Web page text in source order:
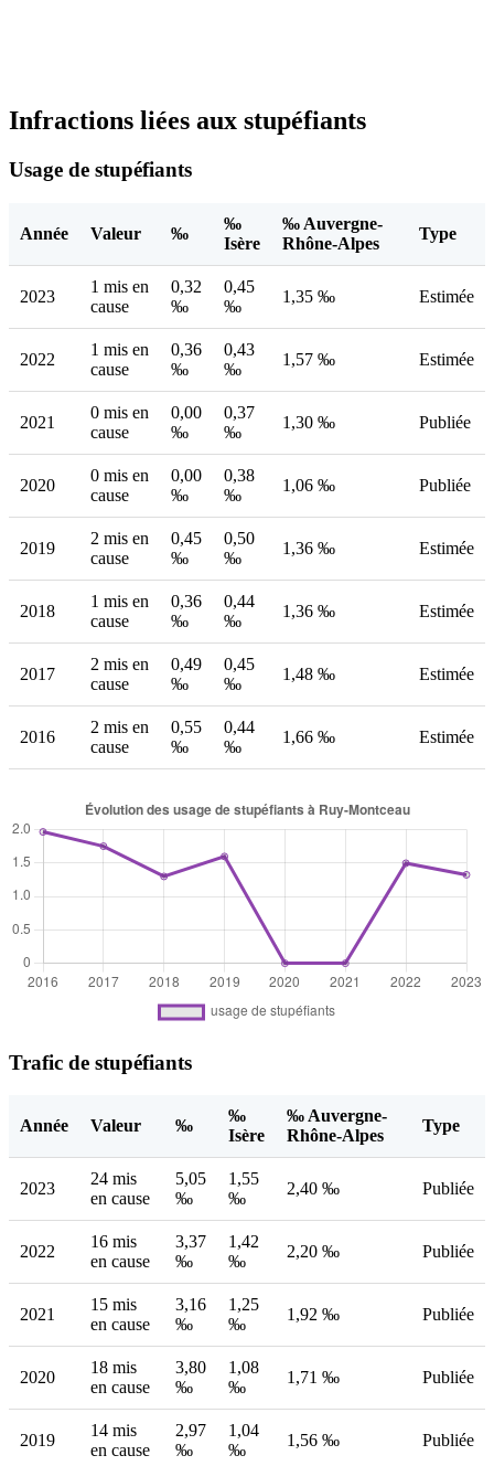
Infractions liées aux stupéfiants
Usage de stupéfiants
Année Valeur ‰
‰
Isère
‰ Auvergne-
Rhône-Alpes
Type
2023
1 mis en
cause
0,32
‰
0,45
‰
1,35 ‰ Estimée
2022
1 mis en
cause
0,36
‰
0,43
‰
1,57 ‰ Estimée
2021
0 mis en
cause
0,00
‰
0,37
‰
1,30 ‰ Publiée
2020
0 mis en
cause
0,00
‰
0,38
‰
1,06 ‰ Publiée
2019
2 mis en
cause
0,45
‰
0,50
‰
1,36 ‰ Estimée
2018
1 mis en
cause
0,36
‰
0,44
‰
1,36 ‰ Estimée
2017
2 mis en
cause
0,49
‰
0,45
‰
1,48 ‰ Estimée
2016
2 mis en
cause
0,55
‰
0,44
‰
1,66 ‰ Estimée
Trafic de stupéfiants
Année Valeur ‰
‰
Isère
‰ Auvergne-
Rhône-Alpes
Type
2023
24 mis
en cause
5,05
‰
1,55
‰
2,40 ‰ Publiée
2022
16 mis
en cause
3,37
‰
1,42
‰
2,20 ‰ Publiée
2021
15 mis
en cause
3,16
‰
1,25
‰
1,92 ‰ Publiée
2020
18 mis
en cause
3,80
‰
1,08
‰
1,71 ‰ Publiée
2019
14 mis
en cause
2,97
‰
1,04
‰
1,56 ‰ Publiée